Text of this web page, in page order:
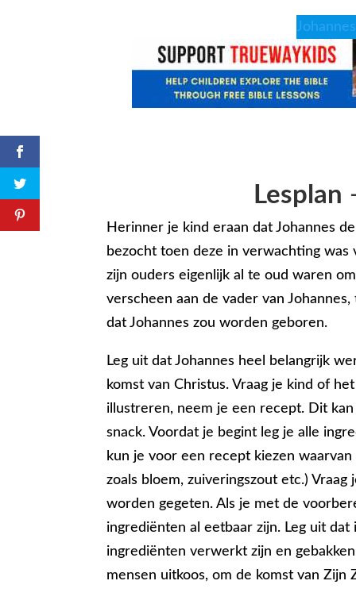
Lesplan
Herinner je kind eraan dat Johannes
bezocht toen deze in verwachting was
zijn ouders eigenlijk al te oud waren
verscheen aan de vader van
dat Johannes zou worden geboren.
Leg uit dat Johannes heel belangrijk
komst van Christus. Vraag je kind of
illustreren, neem je een recept. Dit
snack. Voordat je begint leg je alle
kun je voor een recept kiezen
zoals bloem, zuiveringszout etc.)
worden gegeten. Als je met de
ingrediënten al eetbaar zijn. Leg uit
ingrediënten verwerkt zijn en
mensen uitkoos, om de komst van Zijn